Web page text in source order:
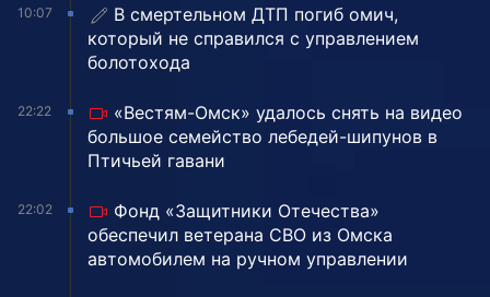
10:07
В смертельном ДТП погиб омич,
который не справился с управлением
болотохода
22:22
«Вестям-Омск» удалось снять на видео
большое семейство лебедей-шипунов в
Птичьей гавани
22:02
Фонд «Защитники Отечества»
обеспечил ветерана СВО из Омска
автомобилем на ручном управлении